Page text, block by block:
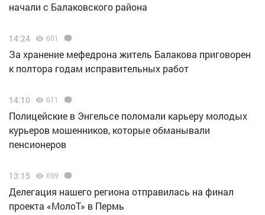
начали с Балаковского района
14:24 601
За хранение мефедрона житель Балакова приговорен
к полтора годам исправительных работ
14:10 611
Полицейские в Энгельсе поломали карьеру молодых
курьеров мошенников, которые обманывали
пенсионеров
13:15 699
Делегация нашего региона отправилась на финал
проекта «МолоТ» в Пермь